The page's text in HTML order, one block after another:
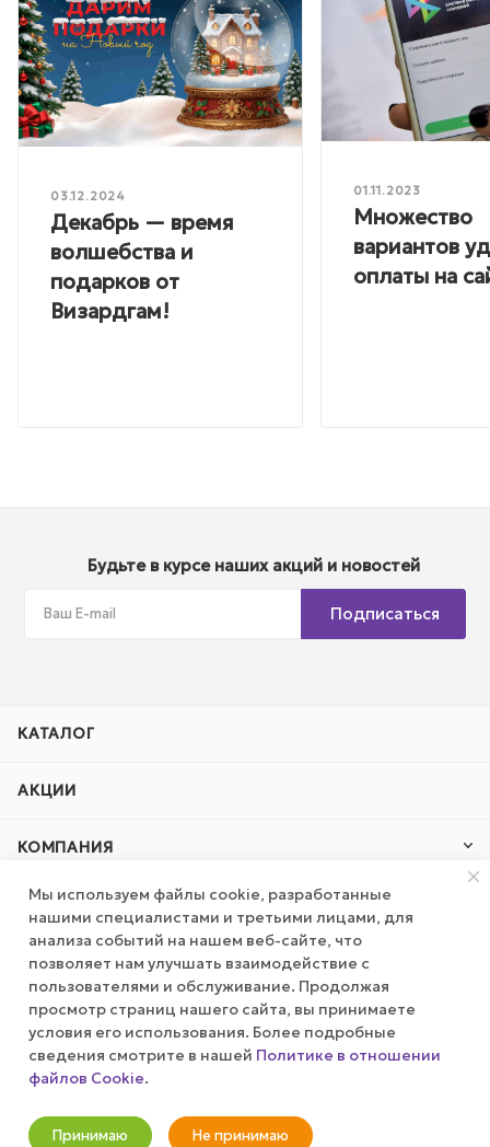
03.12.2024
Декабрь — время
волшебства и
подарков от
Визардгам!
01.11.2023
Множество
вариантов
оплаты на
Будьте в курсе наших акций и новостей
Подписаться
КАТАЛОГ
АКЦИИ
КОМПАНИЯ
ПУБЛИЧНАЯ ОФЕРТА
КАК СДЕЛАТЬ ЗАКАЗ?
+7 (800) 100-37-51
метро "Водный стадион" 5 минут
Мы используем файлы cookie, разработанные
нашими специалистами и третьими лицами, для
анализа событий на нашем веб-сайте, что
позволяет нам улучшать взаимодействие с
пользователями и обслуживание. Продолжая
просмотр страниц нашего сайта, вы принимаете
условия его использования. Более подробные
сведения смотрите в нашей Политике в отношении
файлов Cookie.
Принимаю Не принимаю